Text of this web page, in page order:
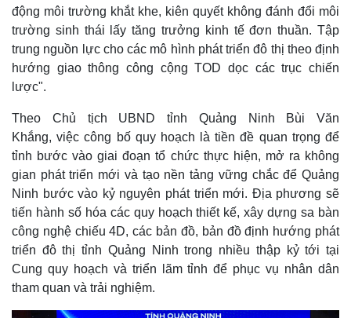
động môi trường khắt khe, kiên quyết không đánh đổi môi
trường sinh thái lấy tăng trưởng kinh tế đơn thuần. Tập
trung nguồn lực cho các mô hình phát triển đô thị theo định
hướng giao thông công cộng TOD dọc các trục chiến
lược".
Theo Chủ tịch UBND tỉnh Quảng Ninh Bùi Văn
Khắng, việc công bố quy hoạch là tiền đề quan trọng để
tỉnh bước vào giai đoạn tổ chức thực hiện, mở ra không
gian phát triển mới và tạo nền tảng vững chắc để Quảng
Ninh bước vào kỷ nguyên phát triển mới. Địa phương sẽ
tiến hành số hóa các quy hoạch thiết kế, xây dựng sa bàn
công nghệ chiếu 4D, các bản đồ, bản đồ định hướng phát
triển đô thị tỉnh Quảng Ninh trong nhiều thập kỷ tới tại
Cung quy hoạch và triển lãm tỉnh để phục vụ nhân dân
tham quan và trải nghiệm.